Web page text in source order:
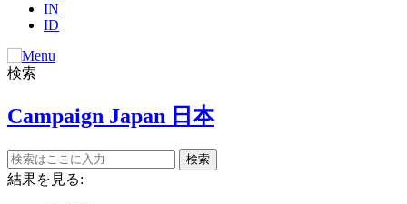
IN
ID
検索
Campaign Japan 日本
結果を見る: